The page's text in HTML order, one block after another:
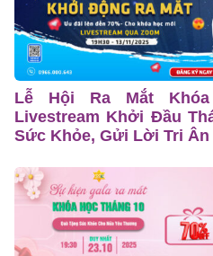
Lễ Hội Ra Mắt
Livestream Khởi Đầu
Sức Khỏe, Gửi Lời Tri Ân